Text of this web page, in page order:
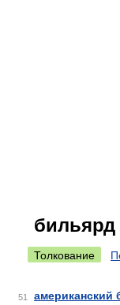
бильярд
Толкование
51 американский